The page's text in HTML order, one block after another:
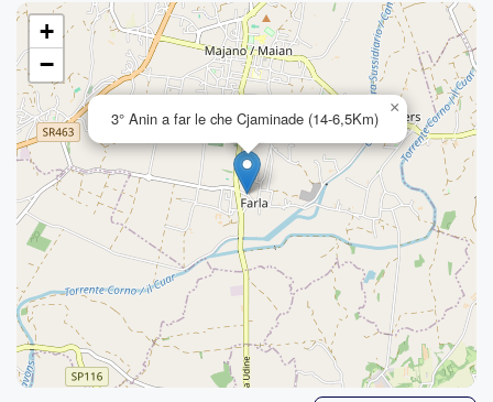
3° Anin a far le che Cjaminade (14-6,5Km)
×
+
−